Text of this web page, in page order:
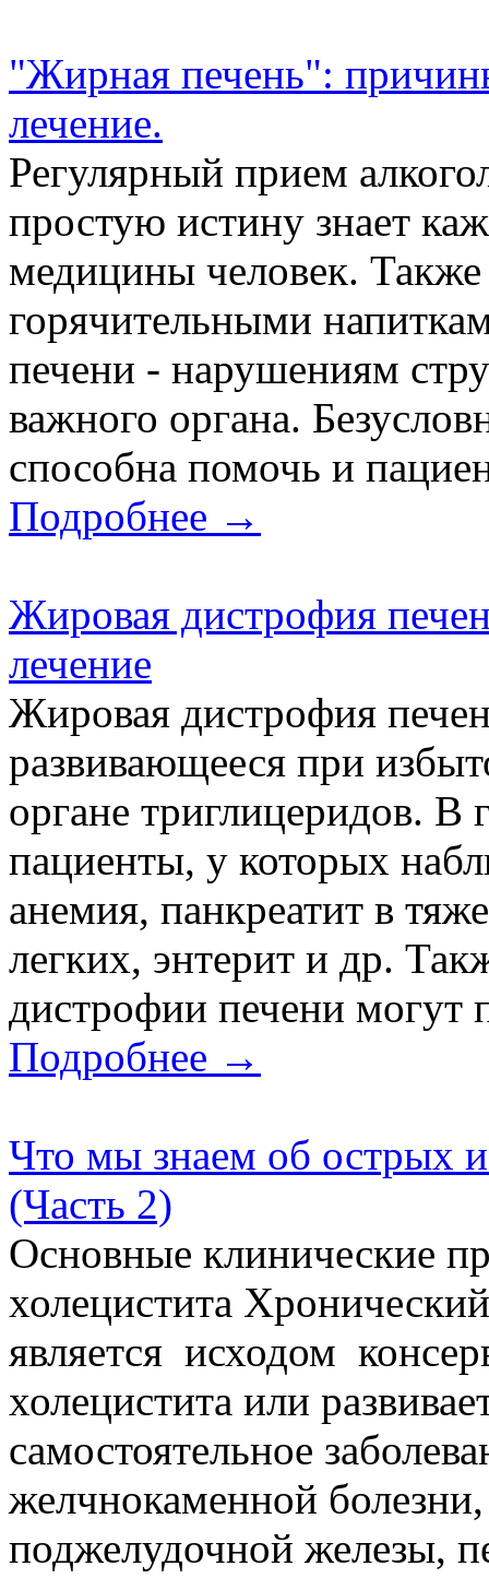
"Жирная печень":
лечение.
Регулярный прием
простую истину знает
медицины человек. Также
горячительными
печени - нарушениям
важного органа.
способна помочь и
Подробнее →
Жировая дистрофия
лечение
Жировая дистрофия
развивающееся при
органе триглицеридов.
пациенты, у которых
анемия, панкреатит в
легких, энтерит и др.
дистрофии печени могут
Подробнее →
Что мы знаем об острых
(Часть 2)
Основные клинические
холецистита
является исходом
холецистита или
самостоятельное
желчнокаменной
поджелудочной железы,